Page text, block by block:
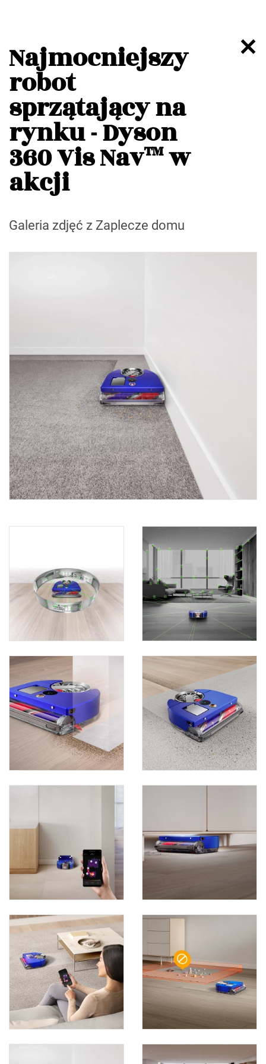
Najmocniejszy
robot
sprzątający na
rynku - Dyson
360 Vis Nav™ w
akcji
Galeria zdjęć z Zaplecze domu